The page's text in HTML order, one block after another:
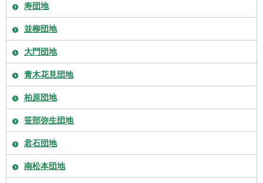
寿団地
並柳団地
大門団地
青木花見団地
柏原団地
笹部弥生団地
君石団地
南松本団地